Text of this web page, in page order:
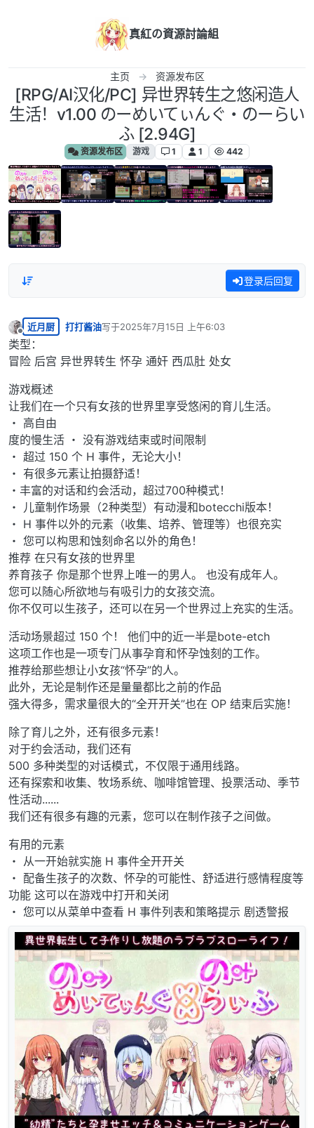
真紅の資源討論組
主页 资源发布区
[RPG/AI汉化/PC] 异世界转生之悠闲造人
生活！v1.00 のーめいてぃんぐ・のーらい
ふ [2.94G]
资源发布区 游戏 1 1 442
登录后回复
离线
近月厨 打打酱油写于2025年7月15日 上午6:03
最后由 编辑
类型：
冒险 后宫 异世界转生 怀孕 通奸 西瓜肚 处女
游戏概述
让我们在一个只有女孩的世界里享受悠闲的育儿生活。
・ 高自由
度的慢生活 ・ 没有游戏结束或时间限制
・ 超过 150 个 H 事件，无论大小！
・ 有很多元素让拍摄舒适！
・丰富的对话和约会活动，超过700种模式！
・ 儿童制作场景（2种类型）有动漫和botecchi版本！
・ H 事件以外的元素（收集、培养、管理等）也很充实
・ 您可以构思和蚀刻命名以外的角色！
推荐 在只有女孩的世界里
养育孩子 你是那个世界上唯一的男人。 也没有成年人。
您可以随心所欲地与有吸引力的女孩交流。
你不仅可以生孩子，还可以在另一个世界过上充实的生活。
活动场景超过 150 个！ 他们中的近一半是bote-etch
这项工作也是一项专门从事孕育和怀孕蚀刻的工作。
推荐给那些想让小女孩“怀孕”的人。
此外，无论是制作还是量量都比之前的作品
强大得多，需求量很大的“全开开关”也在 OP 结束后实施！
除了育儿之外，还有很多元素！
对于约会活动，我们还有
500 多种类型的对话模式，不仅限于通用线路。
还有探索和收集、牧场系统、咖啡馆管理、投票活动、季节
性活动......
我们还有很多有趣的元素，您可以在制作孩子之间做。
有用的元素
・ 从一开始就实施 H 事件全开开关
・ 配备生孩子的次数、怀孕的可能性、舒适进行感情程度等
功能 这可以在游戏中打开和关闭
・ 您可以从菜单中查看 H 事件列表和策略提示 剧透警报